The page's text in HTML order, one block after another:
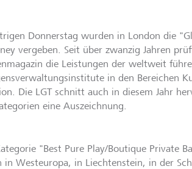
Donnerstag wurden in London die
vergeben. Seit über zwanzig Jahren
die Leistungen der weltweit
in den Bereichen
Die LGT schnitt auch in diesem Jahr
eine Auszeichnung.
"Best Pure Play/Boutique Private
in Westeuropa, in Liechtenstein, in der